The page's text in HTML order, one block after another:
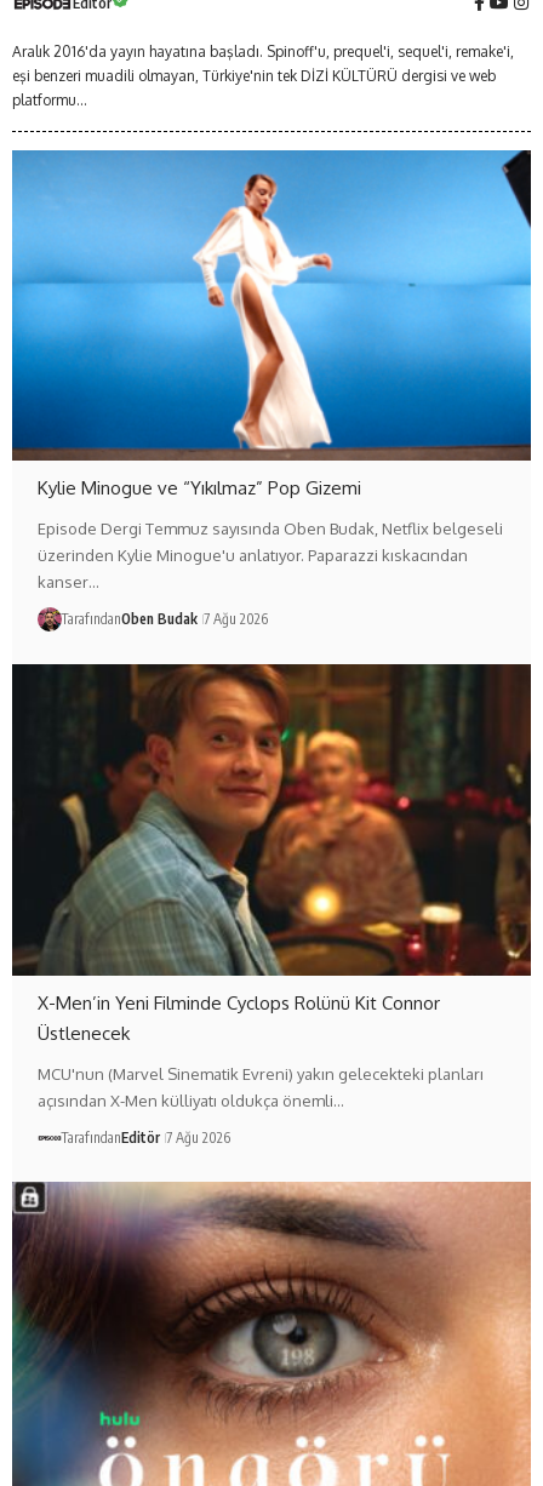
Aralık 2016'da yayın hayatına başladı. Spinoff'u, prequel'i, sequel'i, remake'i,
eşi benzeri muadili olmayan, Türkiye'nin tek DİZİ KÜLTÜRÜ dergisi ve web
platformu...
Kylie Minogue ve “Yıkılmaz” Pop Gizemi
Episode Dergi Temmuz sayısında Oben Budak, Netflix belgeseli
üzerinden Kylie Minogue'u anlatıyor. Paparazzi kıskacından
kanser…
TarafındanOben Budak 7 Ağu 2026
X-Men’in Yeni Filminde Cyclops Rolünü Kit Connor
Üstlenecek
MCU'nun (Marvel Sinematik Evreni) yakın gelecekteki planları
açısından X-Men külliyatı oldukça önemli…
TarafındanEditör 7 Ağu 2026